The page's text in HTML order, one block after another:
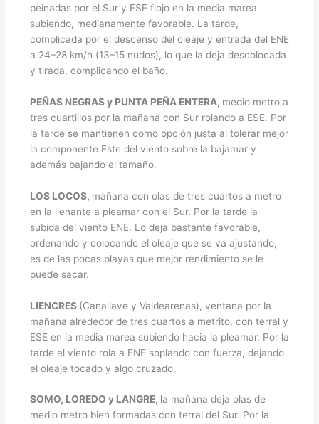
peinadas por el Sur y ESE flojo en la media marea
subiendo, medianamente favorable. La tarde,
complicada por el descenso del oleaje y entrada del ENE
a 24–28 km/h (13–15 nudos), lo que la deja descolocada
y tirada, complicando el baño.
PEÑAS NEGRAS y PUNTA PEÑA ENTERA, medio metro a
tres cuartillos por la mañana con Sur rolando a ESE. Por
la tarde se mantienen como opción justa al tolerar mejor
la componente Este del viento sobre la bajamar y
además bajando el tamaño.
LOS LOCOS, mañana con olas de tres cuartos a metro
en la llenante a pleamar con el Sur. Por la tarde la
subida del viento ENE. Lo deja bastante favorable,
ordenando y colocando el oleaje que se va ajustando,
es de las pocas playas que mejor rendimiento se le
puede sacar.
LIENCRES (Canallave y Valdearenas), ventana por la
mañana alrededor de tres cuartos a metrito, con terral y
ESE en la media marea subiendo hacia la pleamar. Por la
tarde el viento rola a ENE soplando con fuerza, dejando
el oleaje tocado y algo cruzado.
SOMO, LOREDO y LANGRE, la mañana deja olas de
medio metro bien formadas con terral del Sur. Por la